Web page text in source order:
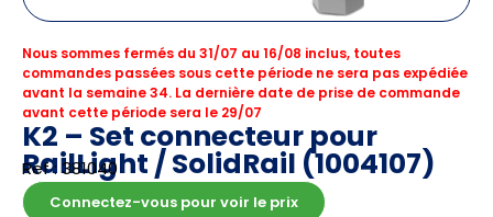
Nous sommes fermés du 31/07 au 16/08 inclus, toutes
commandes passées sous cette période ne sera pas expédiée
avant la semaine 34. La dernière date de prise de commande
avant cette période sera le 29/07
K2 – Set connecteur pour
RailLight / SolidRail (1004107)
Ref : 381040
Connectez-vous pour voir le prix